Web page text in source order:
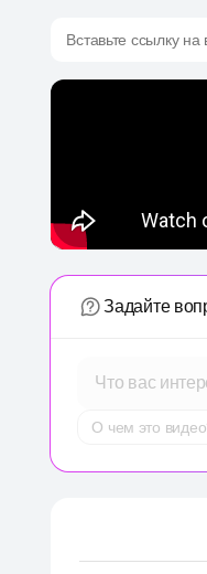
Вставьте ссылку
Задайте
Что вас
О чем это